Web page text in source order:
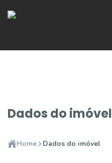
Dados do imóvel
Home Dados do imóvel